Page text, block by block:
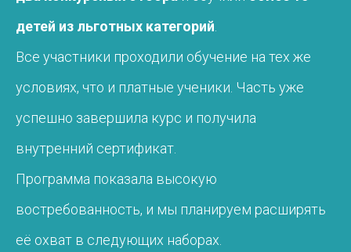
детей из льготных категорий.
Все участники проходили обучение на тех же
условиях, что и платные ученики. Часть уже
успешно завершила курс и получила
внутренний сертификат.
Программа показала высокую
востребованность, и мы планируем расширять
её охват в следующих наборах.